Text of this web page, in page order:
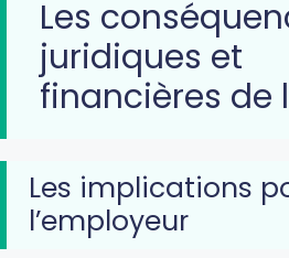
Les
juridiques et
financières de
Les implications
l’employeur